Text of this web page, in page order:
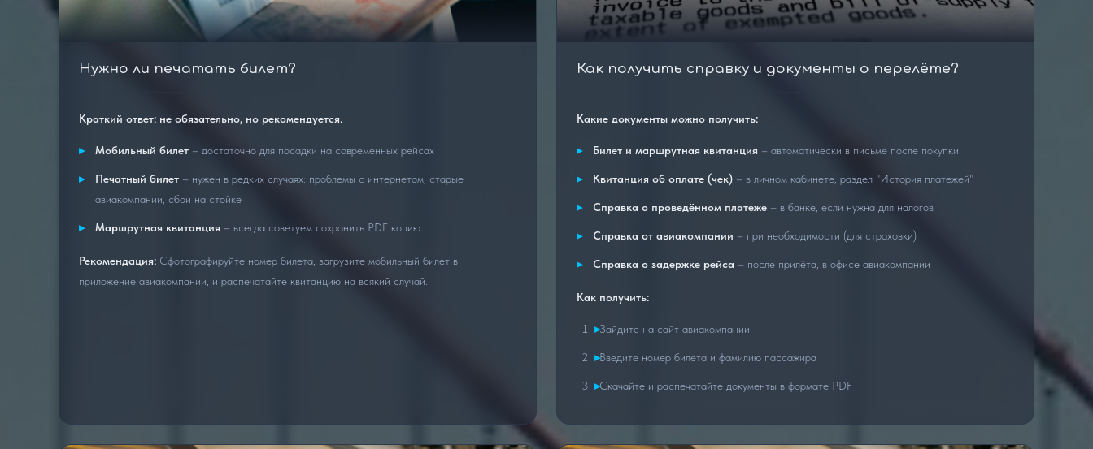
Нужно ли печатать билет?
Краткий ответ: не обязательно, но рекомендуется.
Мобильный билет – достаточно для посадки на современных рейсах
Печатный билет – нужен в редких случаях: проблемы с интернетом, старые
авиакомпании, сбои на стойке
Маршрутная квитанция – всегда советуем сохранить PDF копию
Рекомендация: Сфотографируйте номер билета, загрузите мобильный билет в
приложение авиакомпании, и распечатайте квитанцию на всякий случай.
Как получить справку и документы о перелёте?
Какие документы можно получить:
Билет и маршрутная квитанция – автоматически в письме после покупки
Квитанция об оплате (чек) – в личном кабинете, раздел "История платежей"
Справка о проведённом платеже – в банке, если нужна для налогов
Справка от авиакомпании – при необходимости (для страховки)
Справка о задержке рейса – после прилёта, в офисе авиакомпании
Как получить:
Зайдите на сайт авиакомпании
Введите номер билета и фамилию пассажира
Скачайте и распечатайте документы в формате PDF